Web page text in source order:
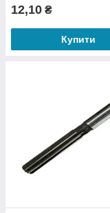
12,10 ₴
Купити